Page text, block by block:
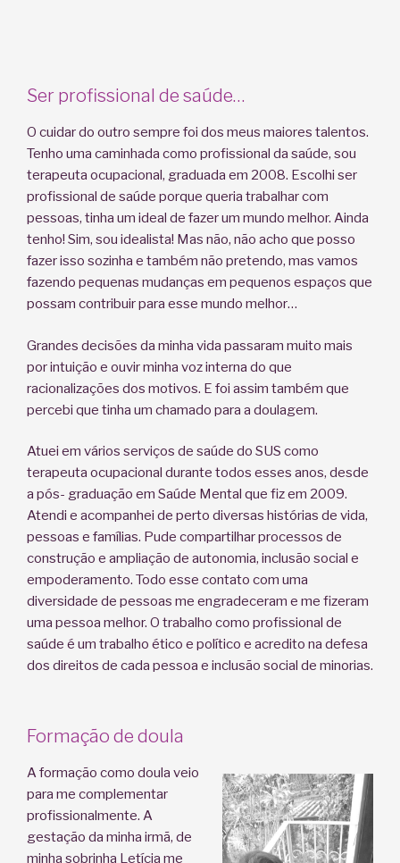
Ser profissional de saúde…
O cuidar do outro sempre foi dos meus maiores talentos.
Tenho uma caminhada como profissional da saúde, sou
terapeuta ocupacional, graduada em 2008. Escolhi ser
profissional de saúde porque queria trabalhar com
pessoas, tinha um ideal de fazer um mundo melhor. Ainda
tenho! Sim, sou idealista! Mas não, não acho que posso
fazer isso sozinha e também não pretendo, mas vamos
fazendo pequenas mudanças em pequenos espaços que
possam contribuir para esse mundo melhor…
Grandes decisões da minha vida passaram muito mais
por intuição e ouvir minha voz interna do que
racionalizações dos motivos. E foi assim também que
percebi que tinha um chamado para a doulagem.
Atuei em vários serviços de saúde do SUS como
terapeuta ocupacional durante todos esses anos, desde
a pós- graduação em Saúde Mental que fiz em 2009.
Atendi e acompanhei de perto diversas histórias de vida,
pessoas e famílias. Pude compartilhar processos de
construção e ampliação de autonomia, inclusão social e
empoderamento. Todo esse contato com uma
diversidade de pessoas me engradeceram e me fizeram
uma pessoa melhor. O trabalho como profissional de
saúde é um trabalho ético e político e acredito na defesa
dos direitos de cada pessoa e inclusão social de minorias.
Formação de doula
A formação como doula veio
para me complementar
profissionalmente. A
gestação da minha irmã, de
minha sobrinha Letícia me